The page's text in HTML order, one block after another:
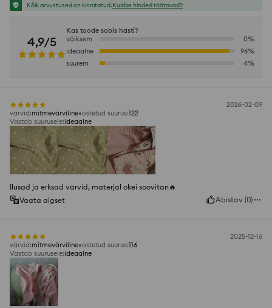
Kõik arvustused on kinnitatud.Kuidas hinded töötavad?
4,9/5
Kas toode sobis hästi?
väiksem
0%
ideaalne
96%
suurem
4%
2026-02-09
värvid:mitmevärviline ostetud suurus:122
Vastab suurusele:ideaalne
Ilusad ja erksad värvid, materjal okei soovitan🔥
Vaata algset
Abistav (0)
2025-12-16
värvid:mitmevärviline ostetud suurus:116
Vastab suurusele:ideaalne